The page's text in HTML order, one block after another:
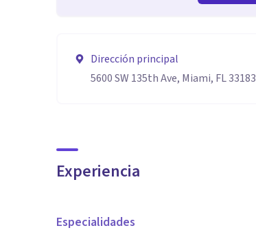
Dirección principal
5600 SW 135th Ave, Miami, FL 33183
Experiencia
Especialidades